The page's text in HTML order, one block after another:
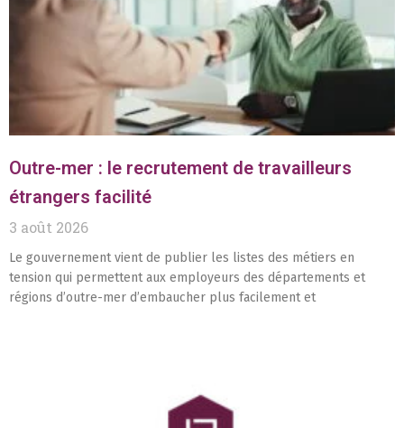
Outre-mer : le recrutement de travailleurs
étrangers facilité
3 août 2026
Le gouvernement vient de publier les listes des métiers en
tension qui permettent aux employeurs des départements et
régions d’outre-mer d’embaucher plus facilement et